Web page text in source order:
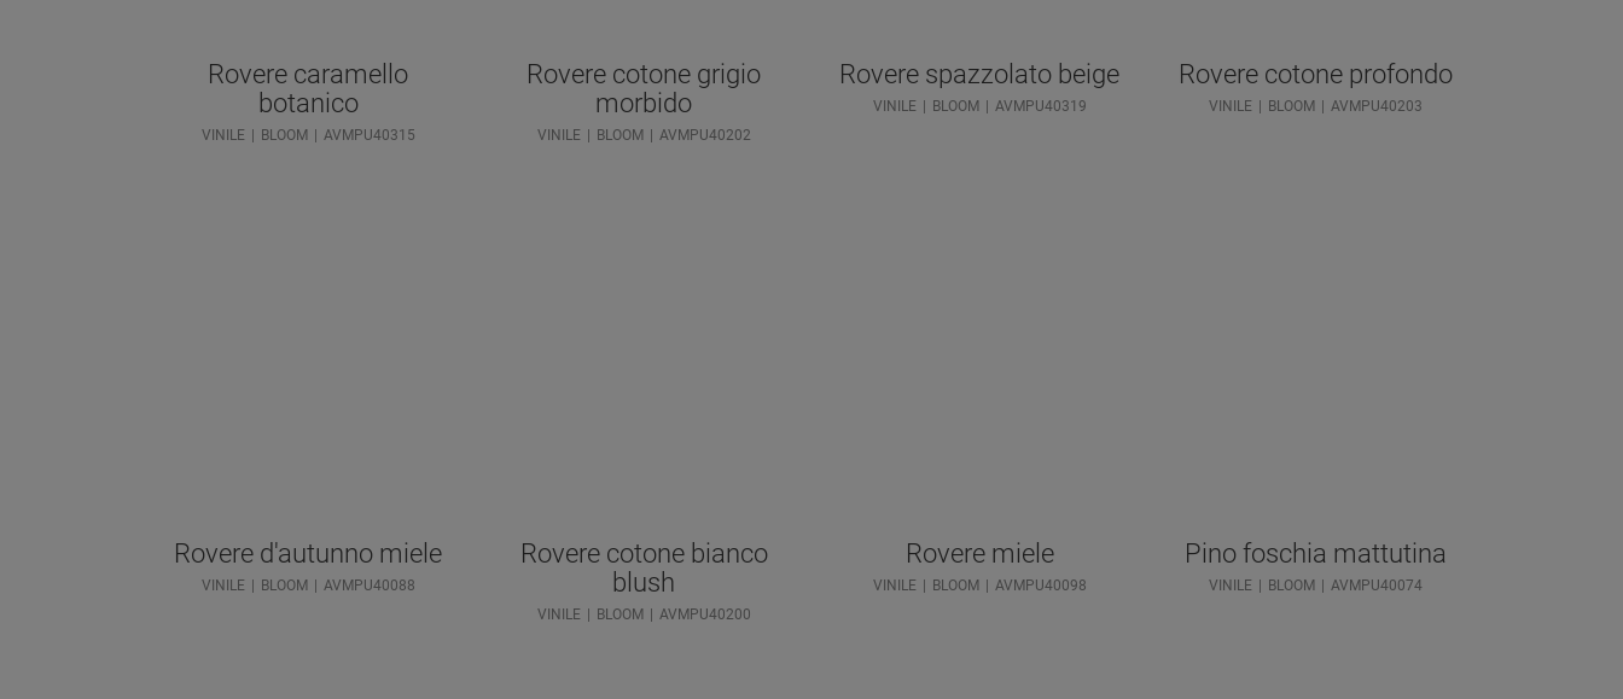
Rovere caramello
botanico
VINILE BLOOM AVMPU40315
Rovere cotone grigio
morbido
VINILE BLOOM AVMPU40202
Rovere spazzolato beige
VINILE BLOOM AVMPU40319
Rovere cotone profondo
VINILE BLOOM AVMPU40203
Rovere d'autunno miele
VINILE BLOOM AVMPU40088
Rovere cotone bianco
blush
VINILE BLOOM AVMPU40200
Rovere miele
VINILE BLOOM AVMPU40098
Pino foschia mattutina
VINILE BLOOM AVMPU40074